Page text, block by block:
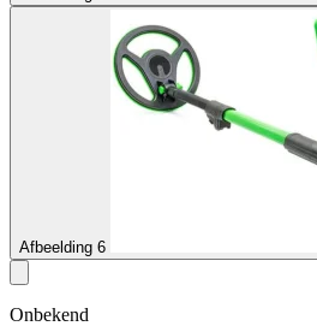
Afbeelding 6
Onbekend